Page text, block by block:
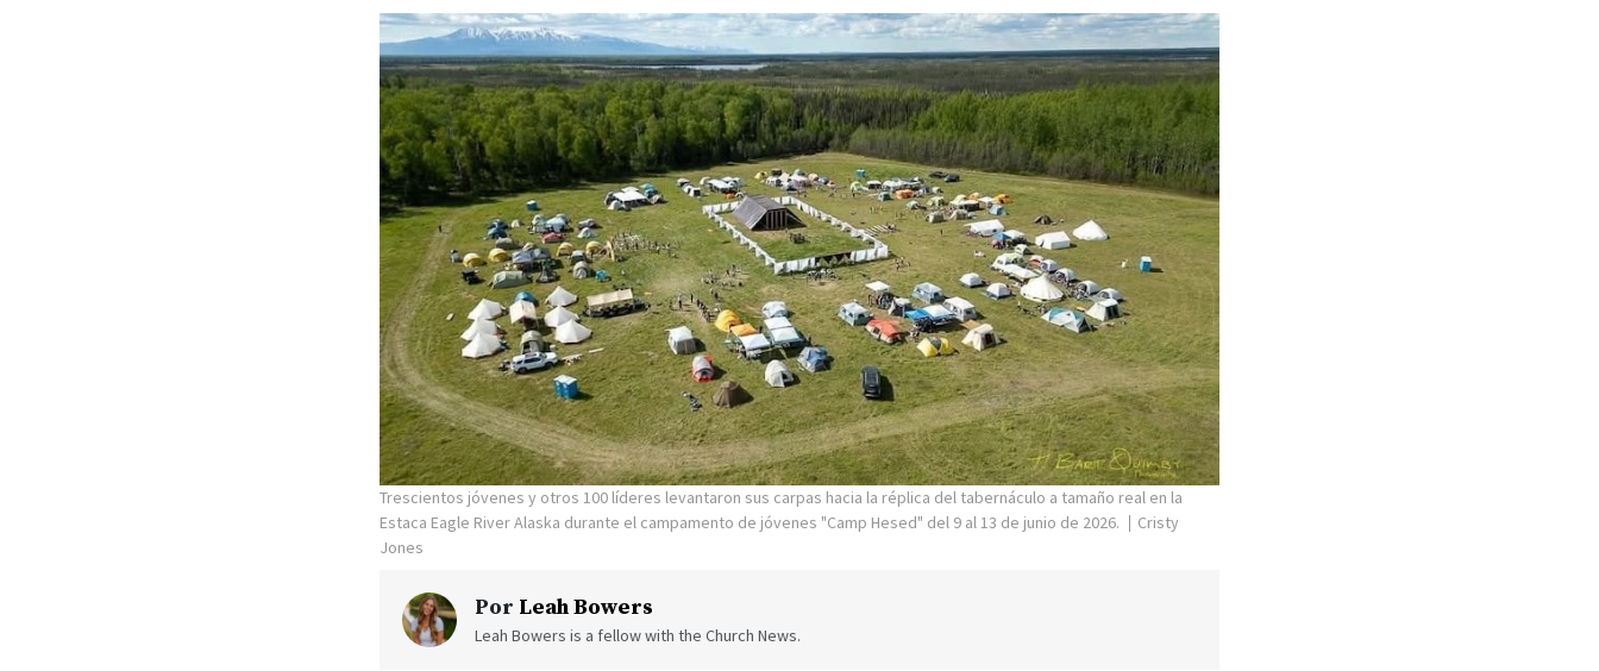
Trescientos jóvenes y otros 100 líderes levantaron sus carpas hacia la réplica del tabernáculo a tamaño real en la
Estaca Eagle River Alaska durante el campamento de jóvenes "Camp Hesed" del 9 al 13 de junio de 2026.
Cristy
Jones
Por Leah Bowers
Leah Bowers is a fellow with the Church News.